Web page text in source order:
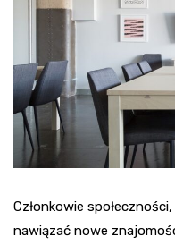
Członkowie
nawiązać nowe